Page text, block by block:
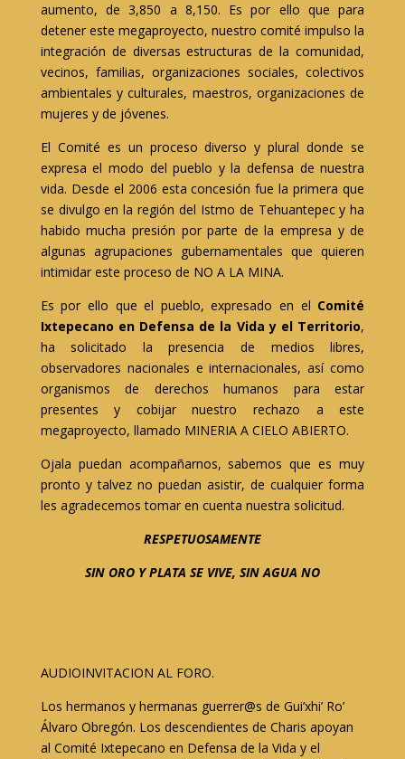
aumento, de 3,850 a 8,150. Es por ello que para
detener este megaproyecto, nuestro comité impulso la
integración de diversas estructuras de la comunidad,
vecinos, familias, organizaciones sociales, colectivos
ambientales y culturales, maestros, organizaciones de
mujeres y de jóvenes.
El Comité es un proceso diverso y plural donde se
expresa el modo del pueblo y la defensa de nuestra
vida. Desde el 2006 esta concesión fue la primera que
se divulgo en la región del Istmo de Tehuantepec y ha
habido mucha presión por parte de la empresa y de
algunas agrupaciones gubernamentales que quieren
intimidar este proceso de NO A LA MINA.
Es por ello que el pueblo, expresado en el Comité
Ixtepecano en Defensa de la Vida y el Territorio,
ha solicitado la presencia de medios libres,
observadores nacionales e internacionales, así como
organismos de derechos humanos para estar
presentes y cobijar nuestro rechazo a este
megaproyecto, llamado MINERIA A CIELO ABIERTO.
Ojala puedan acompañarnos, sabemos que es muy
pronto y talvez no puedan asistir, de cualquier forma
les agradecemos tomar en cuenta nuestra solicitud.
RESPETUOSAMENTE
SIN ORO Y PLATA SE VIVE, SIN AGUA NO
AUDIOINVITACION AL FORO.
Los hermanos y hermanas guerrer@s de Gui’xhi’ Ro’
Álvaro Obregón. Los descendientes de Charis apoyan
al Comité Ixtepecano en Defensa de la Vida y el